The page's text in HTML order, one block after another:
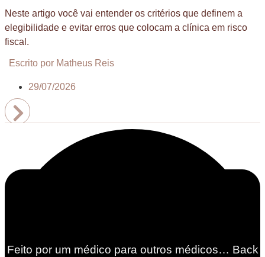
Neste artigo você vai entender os critérios que definem a
elegibilidade e evitar erros que colocam a clínica em risco
fiscal.
Escrito por Matheus Reis
29/07/2026
Feito por um médico para outros médicos… Back